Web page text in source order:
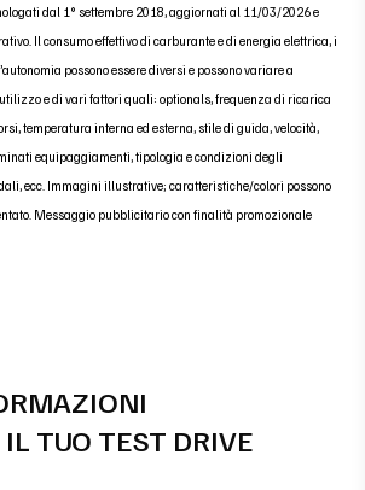
dal 1° settembre 2018, aggiornati al 11/03/2026 e
Il consumo effettivo di carburante e di energia elettrica, i
possono essere diversi e possono variare a
e di vari fattori quali: optionals, frequenza di ricarica
temperatura interna ed esterna, stile di guida, velocità,
equipaggiamenti, tipologia e condizioni degli
ecc. Immagini illustrative; caratteristiche/colori possono
Messaggio pubblicitario con finalità promozionale
TUO TEST DRIVE